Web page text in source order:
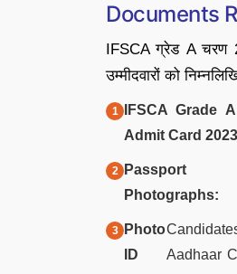
Documents
IFSCA ग्रेड A चरण
उम्मीदवारों को
IFSCA Grade
Admit Card
Passport
Photographs:
Photo
ID
Aadhaar